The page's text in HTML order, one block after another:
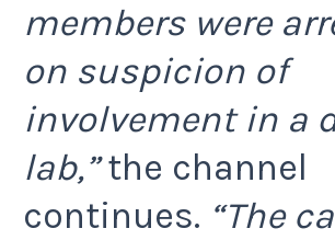
members were
on suspicion of
involvement in a
lab,”the channel
continues. “The